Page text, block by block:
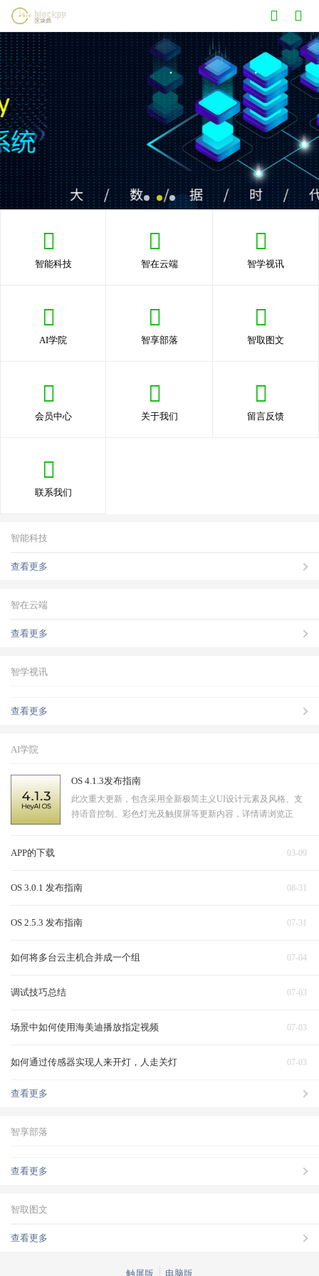
智能科技 智在云端 智学视讯
AI学院 智享部落 智取图文
会员中心 关于我们 留言反馈
联系我们
智能科技
查看更多
智在云端
查看更多
智学视讯
查看更多
AI学院
OS 4.1.3发布指南
此次重大更新，包含采用全新极简主义UI设计元素及风格、支
持语音控制、彩色灯光及触摸屏等更新内容，详情请浏览正
03-09
APP的下载
08-31
OS 3.0.1 发布指南
07-31
OS 2.5.3 发布指南
07-04
如何将多台云主机合并成一个组
07-03
调试技巧总结
07-03
场景中如何使用海美迪播放指定视频
07-03
如何通过传感器实现人来开灯，人走关灯
查看更多
智享部落
查看更多
智取图文
查看更多
触屏版 电脑版